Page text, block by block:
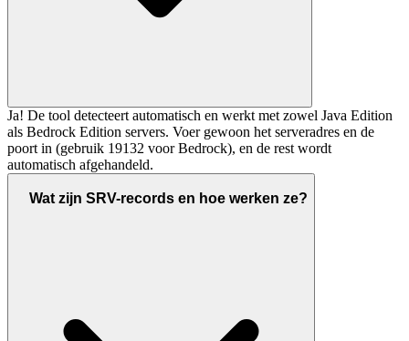
Ja! De tool detecteert automatisch en werkt met zowel Java Edition
als Bedrock Edition servers. Voer gewoon het serveradres en de
poort in (gebruik 19132 voor Bedrock), en de rest wordt
automatisch afgehandeld.
Wat zijn SRV-records en hoe werken ze?